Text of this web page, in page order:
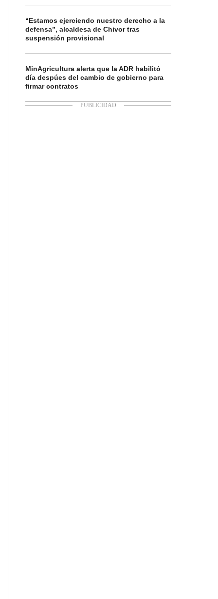
“Estamos ejerciendo nuestro derecho a la
defensa”, alcaldesa de Chivor tras
suspensión provisional
MinAgricultura alerta que la ADR habilitó
día despúes del cambio de gobierno para
firmar contratos